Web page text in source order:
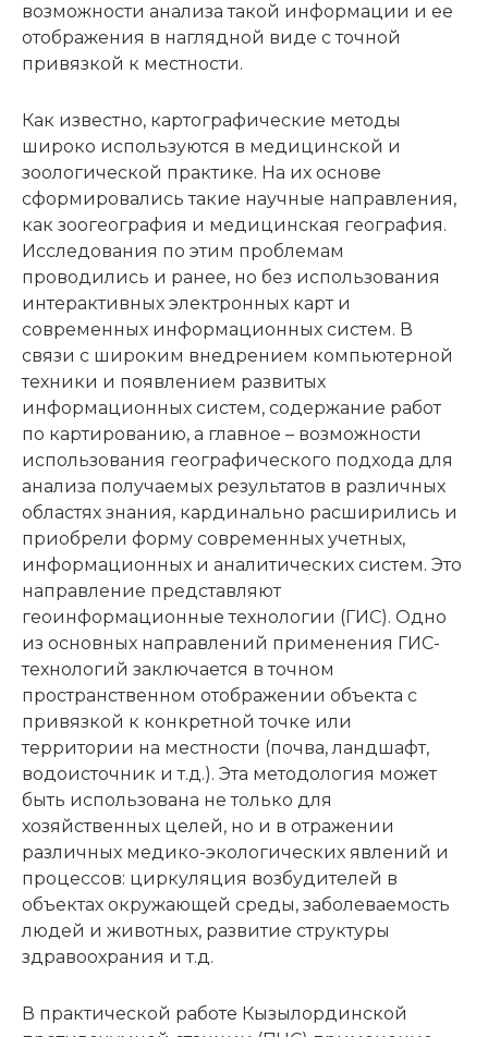
возможности анализа такой информации и ее
отображения в наглядной виде с точной
привязкой к местности.
Как известно, картографические методы
широко используются в медицинской и
зоологической практике. На их основе
сформировались такие научные направления,
как зоогеография и медицинская география.
Исследования по этим проблемам
проводились и ранее, но без использования
интерактивных электронных карт и
современных информационных систем. В
связи с широким внедрением компьютерной
техники и появлением развитых
информационных систем, содержание работ
по картированию, а главное – возможности
использования географического подхода для
анализа получаемых результатов в различных
областях знания, кардинально расширились и
приобрели форму современных учетных,
информационных и аналитических систем. Это
направление представляют
геоинформационные технологии (ГИС). Одно
из основных направлений применения ГИС-
технологий заключается в точном
пространственном отображении объекта с
привязкой к конкретной точке или
территории на местности (почва, ландшафт,
водоисточник и т.д.). Эта методология может
быть использована не только для
хозяйственных целей, но и в отражении
различных медико-экологических явлений и
процессов: циркуляция возбудителей в
объектах окружающей среды, заболеваемость
людей и животных, развитие структуры
здравоохрания и т.д.
В практической работе Кызылординской